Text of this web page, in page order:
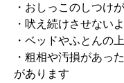
・おしっこのしつけ
・吠え続けさせない
・ベッドやふとんの
・粗相や汚損があっ
があります